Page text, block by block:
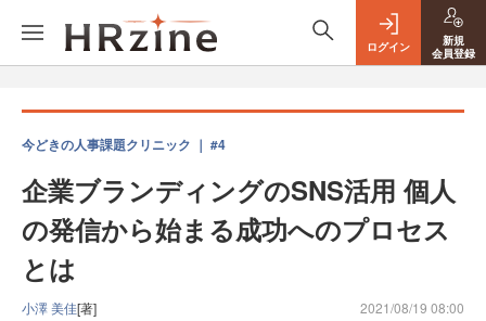
ログイン
新規
会員登録
今どきの人事課題クリニック ｜ #4
企業ブランディングのSNS活用 個人
の発信から始まる成功へのプロセス
とは
小澤 美佳[著] 2021/08/19 08:00